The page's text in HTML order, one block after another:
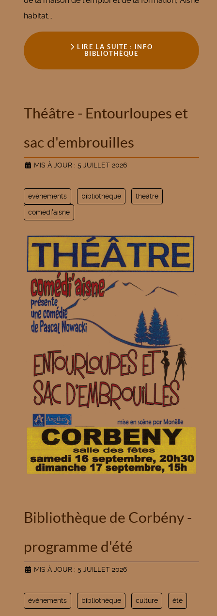
habitat...
LIRE LA SUITE : INFO
BIBLIOTHÈQUE
Théâtre - Entourloupes et
sac d'embrouilles
MIS À JOUR : 5 JUILLET 2026
événements bibliothèque théâtre
comédi'aisne
Bibliothèque de Corbény -
programme d'été
MIS À JOUR : 5 JUILLET 2026
événements bibliothèque culture été